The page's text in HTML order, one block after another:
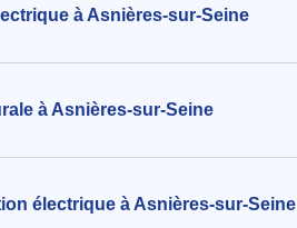
à Asnières-sur-Seine
à Asnières-sur-Seine
électrique à Asnières-sur-Seine